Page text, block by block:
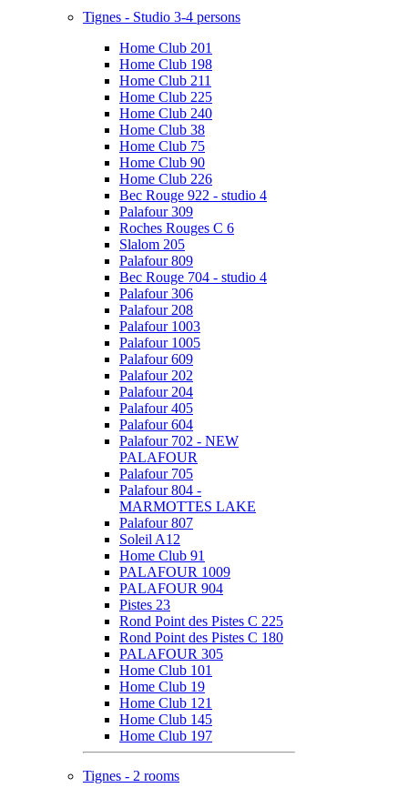
Tignes - Studio 3-4 persons
Home Club 201
Home Club 198
Home Club 211
Home Club 225
Home Club 240
Home Club 38
Home Club 75
Home Club 90
Home Club 226
Bec Rouge 922 - studio 4
Palafour 309
Roches Rouges C 6
Slalom 205
Palafour 809
Bec Rouge 704 - studio 4
Palafour 306
Palafour 208
Palafour 1003
Palafour 1005
Palafour 609
Palafour 202
Palafour 204
Palafour 405
Palafour 604
Palafour 702 - NEW
PALAFOUR
Palafour 705
Palafour 804 -
MARMOTTES LAKE
Palafour 807
Soleil A12
Home Club 91
PALAFOUR 1009
PALAFOUR 904
Pistes 23
Rond Point des Pistes C 225
Rond Point des Pistes C 180
PALAFOUR 305
Home Club 101
Home Club 19
Home Club 121
Home Club 145
Home Club 197
Tignes - 2 rooms